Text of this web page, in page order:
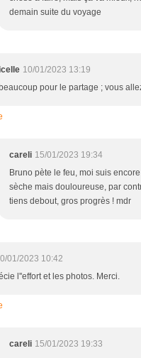
demain suite du voyage
10/01/2023 13:19
pour le partage ; vous
careli 15/01/2023 19:34
Bruno pète le feu, moi suis
sèche mais douloureuse, par
tiens debout, gros progrès ! mdr
01/2023 10:42
l''effort et les photos. Merci.
careli 15/01/2023 19:33